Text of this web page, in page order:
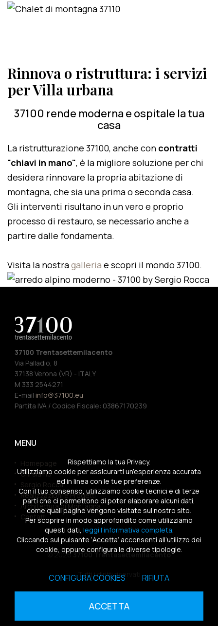
Rinnova o ristruttura: i servizi
per Villa urbana
37100 rende moderna e ospitale la tua
casa
La ristrutturazione 37100, anche con contratti
"chiavi in mano", è la migliore soluzione per chi
desidera rinnovare la propria abitazione di
montagna, che sia una prima o seconda casa.
Gli interventi risultano in un vero e proprio
processo di restauro, se necessario anche a
partire dalle fondamenta.
Visita la nostragalleria e scopri il mondo 37100.
37100 Trentasettemilacento
Via Palladio, 8
37138 Verona (VR) - ITALY
M 333 2544271
E-mail info@37100.eu
Partita IVA / Codice Fiscale: 03867170239
MENU
Homepage
Chi siamo
Sergio Rocca
Realizzazioni e Progetti
Architettura di Montagna
Contatti
© 202637100 Trentasettemilacento
Tutti i diritti riservati
Sitemap|Privacy Policy|Cookies Policy
Rispettiamo la tua Privacy.
Utilizziamo cookie per assicurarti un’esperienza accurata
ed in linea con le tue preferenze.
Con il tuo consenso, utilizziamo cookie tecnici e di terze
parti che ci permettono di poter elaborare alcuni dati,
come quali pagine vengono visitate sul nostro sito.
Per scoprire in modo approfondito come utilizziamo
questi dati, leggi l’informativa completa.
Cliccando sul pulsante ‘Accetta’ acconsenti all’utilizzo dei
cookie, oppure configura le diverse tipologie.
CONFIGURA COOKIES RIFIUTA
ACCETTA